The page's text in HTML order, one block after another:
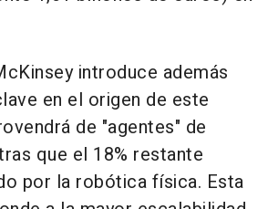
introduce además
en el origen de este
de "agentes" de
que el 18% restante
por la robótica física. Esta